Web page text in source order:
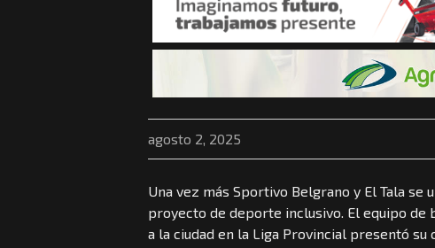
agosto 2, 2025
Una vez más Sportivo Belgrano y El Tala se
proyecto de deporte inclusivo. El equipo de
a la ciudad en la Liga Provincial presentó su